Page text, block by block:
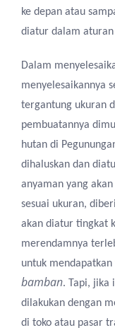
ke depan atau
diatur dalam aturan
Dalam
menyelesaikannya
tergantung ukuran
pembuatannya
hutan di
dihaluskan dan
anyaman yang
sesuai ukuran,
akan diatur tingkat
merendamnya
untuk
bamban. Tapi, jika
dilakukan dengan
di toko atau pasar